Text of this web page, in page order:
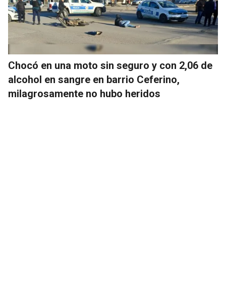
Chocó en una moto sin seguro y con 2,06 de
alcohol en sangre en barrio Ceferino,
milagrosamente no hubo heridos